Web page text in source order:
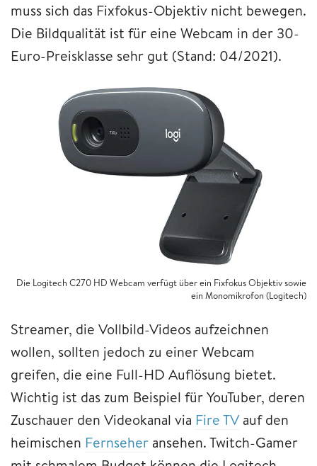
muss sich das Fixfokus-Objektiv nicht bewegen.
Die Bildqualität ist für eine Webcam in der 30-
Euro-Preisklasse sehr gut (Stand: 04/2021).
Die Logitech C270 HD Webcam verfügt über ein Fixfokus Objektiv sowie
ein Monomikrofon (Logitech)
Streamer, die Vollbild-Videos aufzeichnen
wollen, sollten jedoch zu einer Webcam
greifen, die eine Full-HD Auflösung bietet.
Wichtig ist das zum Beispiel für YouTuber, deren
Zuschauer den Videokanal via Fire TV auf den
heimischen Fernseher ansehen. Twitch-Gamer